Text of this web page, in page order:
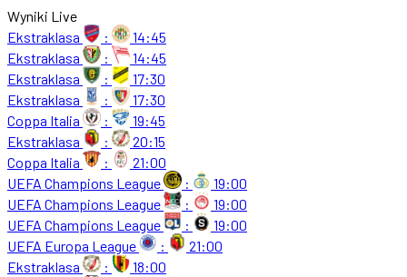
Wyniki Live
Ekstraklasa
:
14:45
Ekstraklasa
:
14:45
Ekstraklasa
:
17:30
Ekstraklasa
:
17:30
Coppa Italia
:
19:45
Ekstraklasa
:
20:15
Coppa Italia
:
21:00
UEFA Champions League
:
19:00
UEFA Champions League
:
19:00
UEFA Champions League
:
19:00
UEFA Europa League
:
21:00
Ekstraklasa
:
18:00